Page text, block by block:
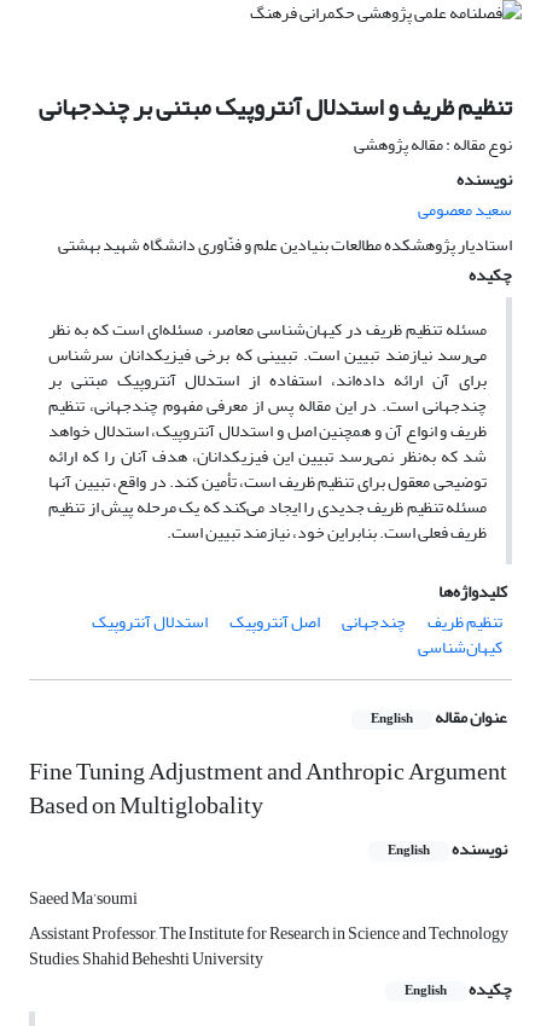
تنظیم ظریف و استدلال آنتروپیک مبتنی بر چندجهانی
نوع مقاله : مقاله پژوهشی
نویسنده
سعید معصومی
استادیار پژوهشکده مطالعات بنیادین علم و فنّاوری دانشگاه شهید بهشتی
چکیده
مسئله تنظیم ظریف در کیهان‌شناسی معاصر، مسئله‌ای است که به نظر
می‌رسد نیازمند تبیین است. تبیینی که برخی فیزیکدانان سرشناس
برای آن ارائه داده‌اند، استفاده از استدلال آنتروپیک مبتنی بر
چندجهانی است. در این مقاله پس از معرفی مفهوم چندجهانی، تنظیم
ظریف و انواع آن و همچنین اصل و استدلال آنتروپیک، استدلال خواهد
شد که به‌نظر نمی‌رسد تبیین این فیزیکدانان، هدف آنان را که ارائه
توضیحی معقول برای تنظیم ظریف است، تأمین کند. در واقع، تبیین آنها
مسئله تنظیم ظریف جدیدی را ایجاد می‌کند که یک مرحله پیش از تنظیم
ظریف فعلی است. بنابراین خود، نیازمند تبیین است.
کلیدواژه‌ها
تنظیم ظریف
چندجهانی اصل آنتروپیک استدلال آنتروپیک
کیهان‌شناسی
عنوان مقاله English
Fine Tuning Adjustment and Anthropic Argument
Based on Multiglobality
نویسنده English
Saeed Ma’soumi
Assistant Professor, The Institute for Research in Science and Technology
Studies, Shahid Beheshti University
چکیده
English